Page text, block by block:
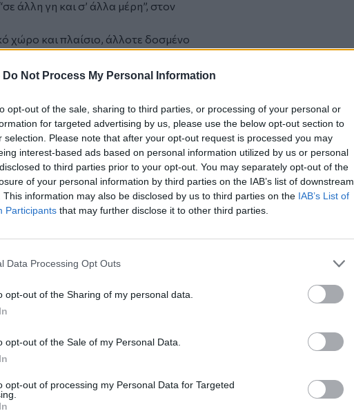
Do Not Process My Personal Information
opt-out of the sale, sharing to third parties, or processing of your personal or
for targeted advertising by us, please use the below opt-out section to
selection. Please note that after your opt-out request is processed you may
interest-based ads based on personal information utilized by us or personal
to third parties prior to your opt-out. You may separately opt-out of the
of your personal information by third parties on the IAB’s list of downstream
This information may also be disclosed by us to third parties on the IAB’s List of
Participants that may further disclose it to other third parties.
Data Processing Opt Outs
opt-out of the Sharing of my personal data.
opt-out of the Sale of my Personal Data.
opt-out of processing my Personal Data for Targeted
άλλη γη και σ’ άλλα μέρη”, στον
χώρο και πλαίσιο, άλλοτε δοσμένο
Η γλώσσα του είναι χαρίεσσα, με
ερωτικό, δραματικό, του
φανταστικού με τη γνώση της ζωής,
υπέρβαση του σύγχρονου και
γραφής και πλοκής.
που συνδυάζει την
με την ιστορική πραγματικότητα και
ανθρωπιάς και απελευθέρωσης,
διεξόδου από τα ανθρώπινα
και “εκεί”, με έντεχνη γραφή που
του Κρατικού Ωδείου
αλλά αν είσαι 30 υπάρχει ελπίδα»
Καφάτου